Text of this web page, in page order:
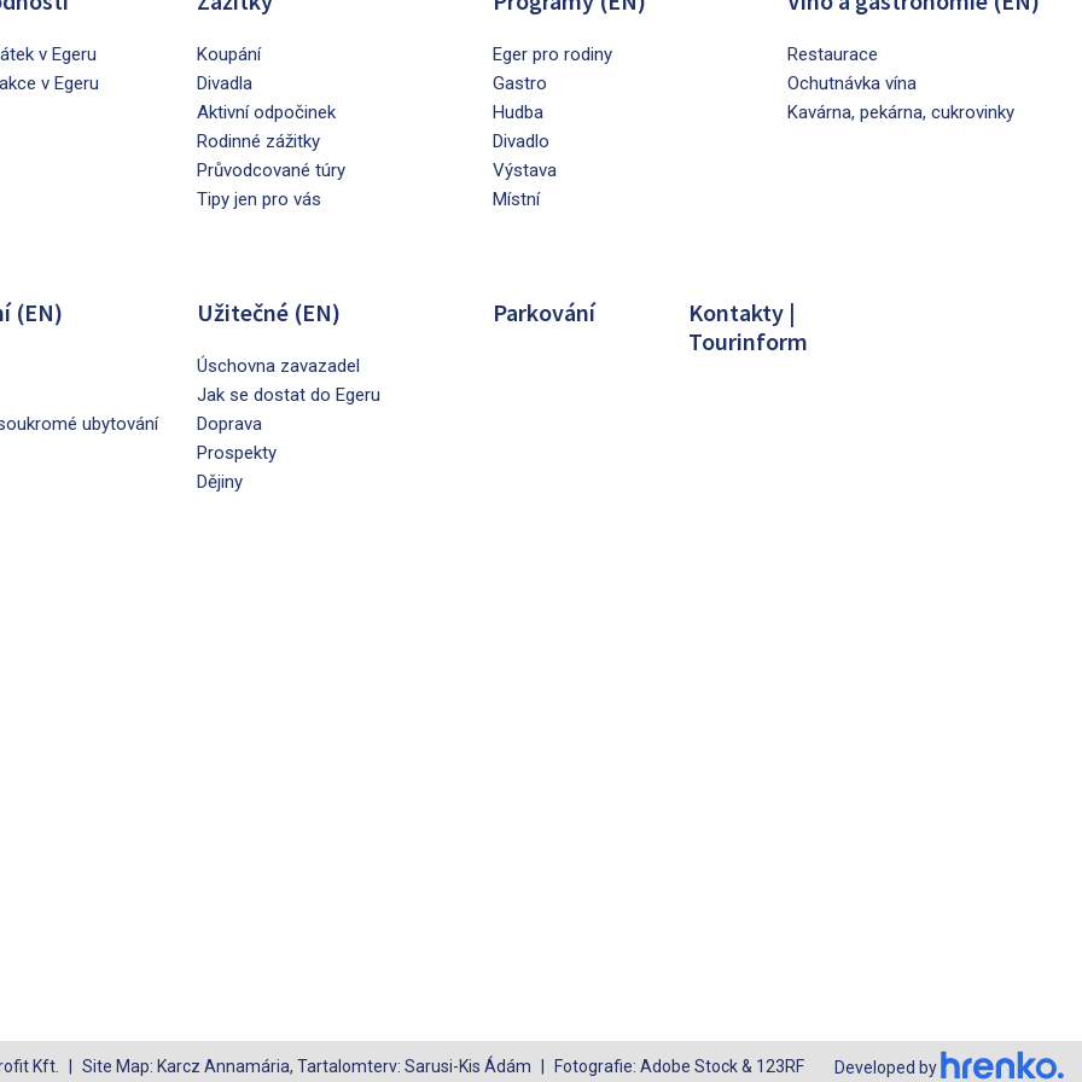
v Egeru
v Egeru
Koupání
Divadla
Aktivní odpočinek
Rodinné zážitky
Průvodcované túry
Tipy jen pro vás
Eger pro rodiny
Gastro
Hudba
Divadlo
Výstava
Místní
Restaurace
Ochutnávka vína
Kavárna, pekárna, cukrovinky
(EN)
ubytování
Užitečné (EN)
Úschovna zavazadel
Jak se dostat do Egeru
Doprava
Prospekty
Dějiny
Parkování
Kontakty |
Tourinform
Kft. Site Map: Karcz Annamária, Tartalomterv: Sarusi-Kis Ádám Fotografie: Adobe Stock & 123RF Developed by